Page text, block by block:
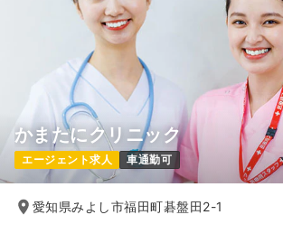
かまたにクリニック
エージェント求人 車通勤可
愛知県みよし市福田町碁盤田2-1